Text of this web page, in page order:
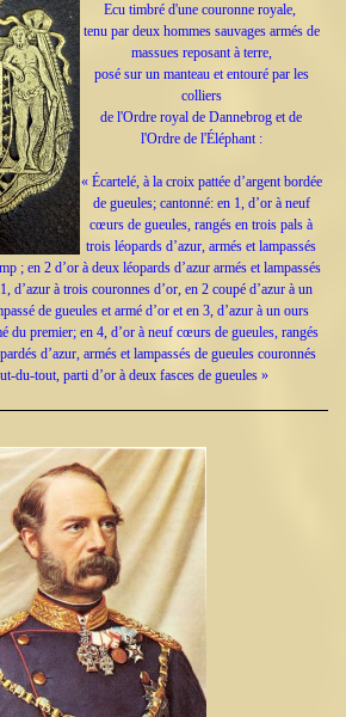
Ecu timbré d'une couronne royale,
tenu par deux hommes sauvages armés de
massues reposant à terre,
posé sur un manteau et entouré par les
colliers
de l'Ordre royal de Dannebrog et de
l'Ordre de l'Éléphant :
« Écartelé, à la croix pattée d’argent bordée
de gueules; cantonné: en 1, d’or à neuf
cœurs de gueules, rangés en trois pals à
trois léopards d’azur, armés et lampassés
; en 2 d’or à deux léopards d’azur armés et lampassés
d’azur à trois couronnes d’or, en 2 coupé d’azur à un
de gueules et armé d’or et en 3, d’azur à un ours
du premier; en 4, d’or à neuf cœurs de gueules, rangés
d’azur, armés et lampassés de gueules couronnés
du-tout, parti d’or à deux fasces de gueules »